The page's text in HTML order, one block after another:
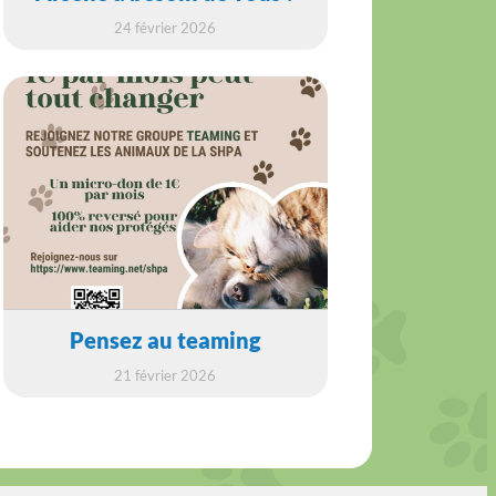
24 février 2026
Pensez au teaming
21 février 2026